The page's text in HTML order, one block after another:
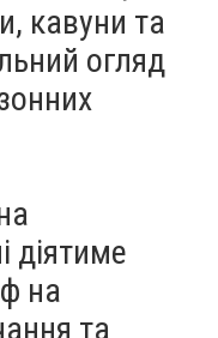
кавуни та
огляд
діятиме
на
та